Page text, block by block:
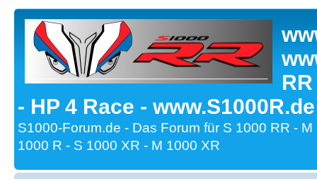
- HP 4 Race -
S1000-Forum.de - Das Forum für S 1000 RR -
1000 R - S 1000 XR - M 1000 XR